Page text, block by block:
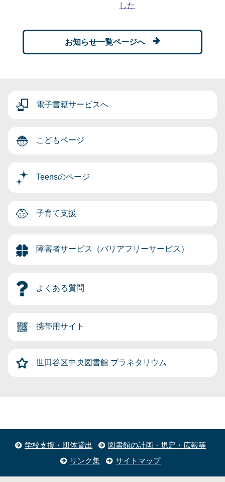
した
お知らせ一覧ページへ
電子書籍サービスへ
こどもページ
Teensのページ
子育て支援
障害者サービス（バリアフリーサービス）
よくある質問
携帯用サイト
世田谷区中央図書館 プラネタリウム
学校支援・団体貸出
図書館の計画・規定・広報等
リンク集
サイトマップ